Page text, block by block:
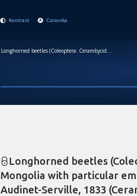
Kontrast Czcionka
Longhorned beetles (Coleoptera: Cerambycidae) of southeastern Mongolia with particular emphasis on the genus Anoplistes Audinet-Serville, 1833 (Cerambycinae: Trachyderini)
Longhorned beetles
Mongolia with particular
Audinet-Serville, 1833